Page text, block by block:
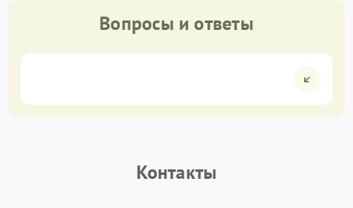
Вопросы и ответы
Контакты